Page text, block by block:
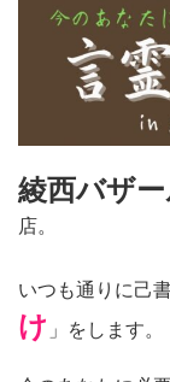
綾西バザ
店。
いつも通りに己
け 」をします。